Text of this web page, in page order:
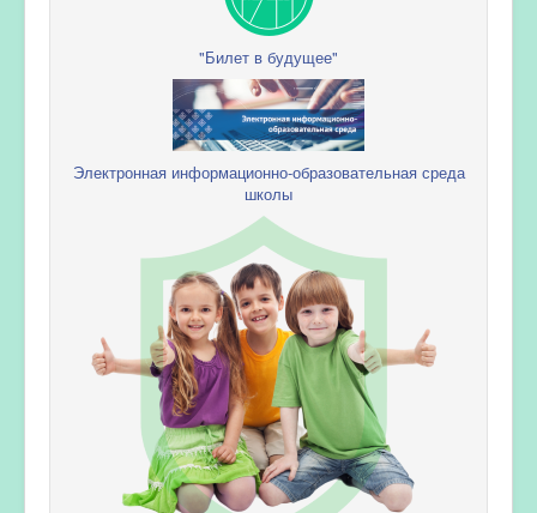
"Билет в будущее"
Электронная информационно-образовательная среда
школы